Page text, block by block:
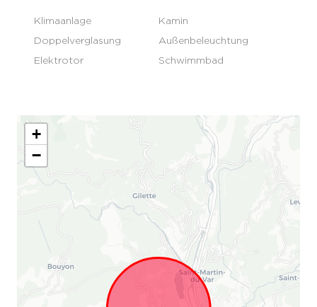
Klimaanlage
Kamin
Doppelverglasung
Außenbeleuchtung
Elektrotor
Schwimmbad
+
−